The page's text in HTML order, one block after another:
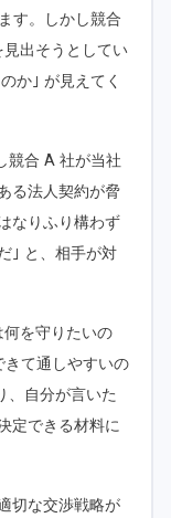
す。しかし競合
出そうとしてい
か｣ が見えてく
競合 A 社が当社
る法人契約が脅
なりふり構わず
｣ と、相手が対
を守りたいの
きて通しやすいの
、自分が言いた
定できる材料に
切な交渉戦略が